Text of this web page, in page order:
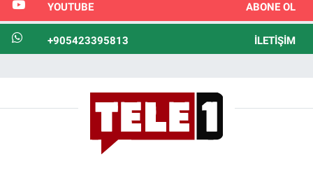
YOUTUBE ABONE OL
+905423395813 İLETIŞIM